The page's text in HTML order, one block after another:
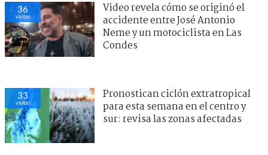
36
visitas
Video revela cómo se originó el
accidente entre José Antonio
Neme y un motociclista en Las
Condes
33
visitas
Pronostican ciclón extratropical
para esta semana en el centro y
sur: revisa las zonas afectadas